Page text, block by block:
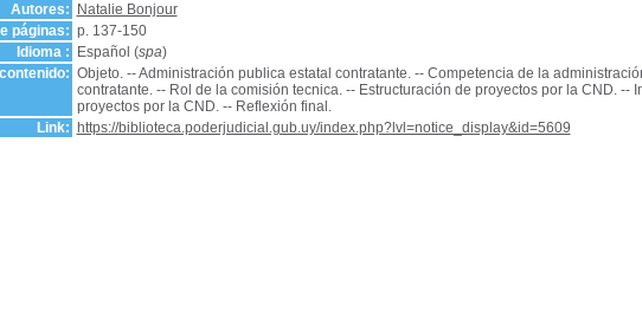
Autores:
Natalie Bonjour
páginas: p. 137-150
Idioma :
Español (spa)
Objeto. -- Administración publica estatal contratante. -- Competencia de la
contratante. -- Rol de la comisión tecnica. -- Estructuración de proyectos por la CND. --
proyectos por la CND. -- Reflexión final.
Link:
https://biblioteca.poderjudicial.gub.uy/index.php?lvl=notice_display&id=5609